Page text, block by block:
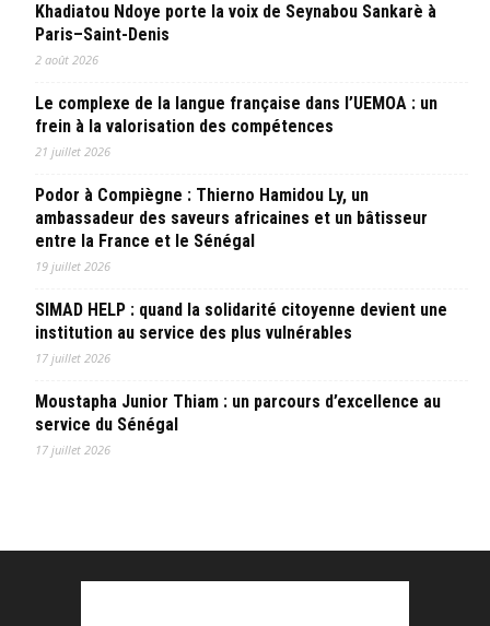
Khadiatou Ndoye porte la voix de Seynabou Sankarè à
Paris–Saint-Denis
2 août 2026
Le complexe de la langue française dans l’UEMOA : un
frein à la valorisation des compétences
21 juillet 2026
Podor à Compiègne : Thierno Hamidou Ly, un
ambassadeur des saveurs africaines et un bâtisseur
entre la France et le Sénégal
19 juillet 2026
SIMAD HELP : quand la solidarité citoyenne devient une
institution au service des plus vulnérables
17 juillet 2026
Moustapha Junior Thiam : un parcours d’excellence au
service du Sénégal
17 juillet 2026